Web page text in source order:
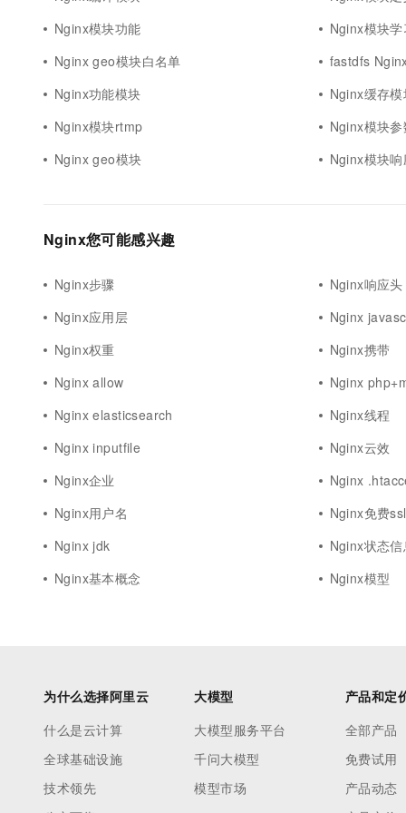
Nginx模块功能
Nginx模块
Nginx geo模块白名单
fastdfs
Nginx功能模块
Nginx缓存
Nginx模块rtmp
Nginx模块
Nginx geo模块
Nginx模块
Nginx您可能感兴趣
Nginx步骤
Nginx响应头
Nginx应用层
Nginx
Nginx权重
Nginx携带
Nginx allow
Nginx
Nginx elasticsearch
Nginx线程
Nginx inputfile
Nginx云效
Nginx企业
Nginx
Nginx用户名
Nginx免费ssl
Nginx jdk
Nginx状态
Nginx基本概念
Nginx模型
为什么选择阿里云
什么是云计算
全球基础设施
技术领先
大模型
大模型服务平台
千问大模型
模型市场
产品和定
全部产品
免费试用
产品动态